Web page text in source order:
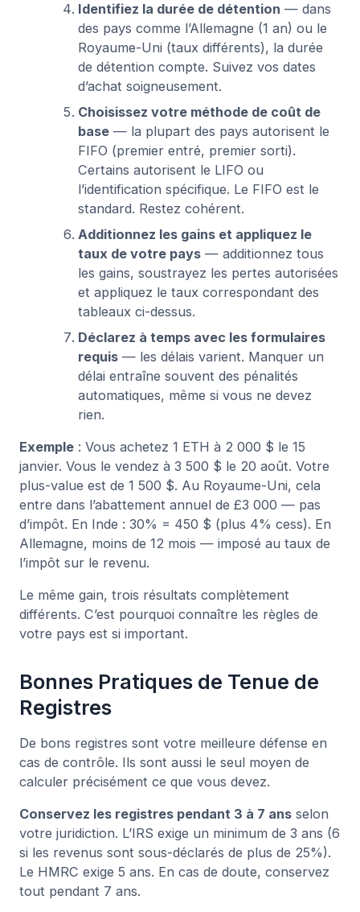
Identifiez la durée de détention — dans
des pays comme l’Allemagne (1 an) ou le
Royaume-Uni (taux différents), la durée
de détention compte. Suivez vos dates
d’achat soigneusement.
Choisissez votre méthode de coût de
base— la plupart des pays autorisent le
FIFO (premier entré, premier sorti).
Certains autorisent le LIFO ou
l’identification spécifique. Le FIFO est le
standard. Restez cohérent.
Additionnez les gains et appliquez le
taux de votre pays— additionnez tous
les gains, soustrayez les pertes autorisées
et appliquez le taux correspondant des
tableaux ci-dessus.
Déclarez à temps avec les formulaires
requis— les délais varient. Manquer un
délai entraîne souvent des pénalités
automatiques, même si vous ne devez
rien.
Exemple : Vous achetez 1 ETH à 2 000 $ le 15
janvier. Vous le vendez à 3 500 $ le 20 août. Votre
plus-value est de 1 500 $. Au Royaume-Uni, cela
entre dans l’abattement annuel de £3 000 — pas
d’impôt. En Inde : 30% = 450 $ (plus 4% cess). En
Allemagne, moins de 12 mois — imposé au taux de
l’impôt sur le revenu.
Le même gain, trois résultats complètement
différents. C’est pourquoi connaître les règles de
votre pays est si important.
Bonnes Pratiques de Tenue de
Registres
De bons registres sont votre meilleure défense en
cas de contrôle. Ils sont aussi le seul moyen de
calculer précisément ce que vous devez.
Conservez les registres pendant 3 à 7 ans selon
votre juridiction. L’IRS exige un minimum de 3 ans (6
si les revenus sont sous-déclarés de plus de 25%).
Le HMRC exige 5 ans. En cas de doute, conservez
tout pendant 7 ans.